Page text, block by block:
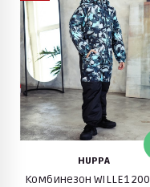
HUPPA
Комбинезон WILLE1